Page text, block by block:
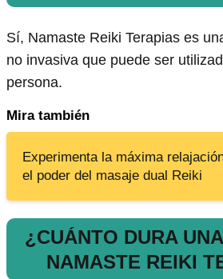
Sí, Namaste Reiki Terapias es
no invasiva que puede ser
persona.
Mira también
Experimenta la máxima
el poder del masaje dual Reiki
¿CUÁNTO DURA
NAMASTE REIKI